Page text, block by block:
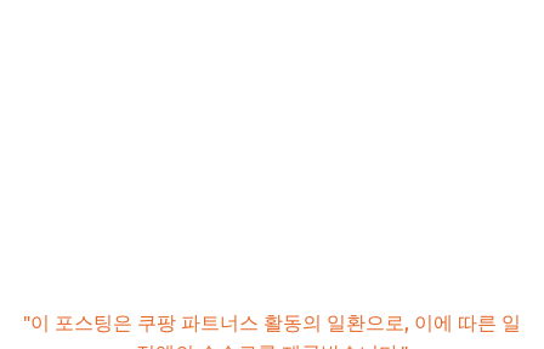
"이 포스팅은 쿠팡 파트너스 활동의 일환으로, 이에 따른 일